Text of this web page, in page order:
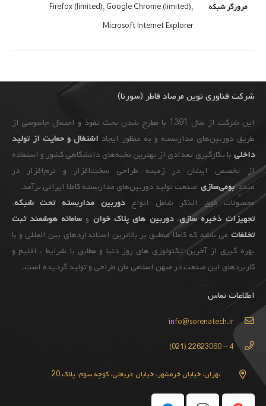
مرورگر شبکه
Firefox (limited), Google Chrome (limited),
Microsoft Internet Explorer
شرکت فناوری نوین مرصاد فاطر (سورنا)
این شرکت از سال 1391 با مطرح شدن بحث نفوذ و احتمال جاسوسی از
طریق دوربین‌های مداربسته و به ‌منظور ایجاد اشتغال و حمایت از تولید
داخلی با بکارگیری تعدادی از بهترین نخبه‌های دانشگاهی کشور و استفاده
از تخصص ایشان در زمینه طراحی سخت‌افزار و نرم‌افزار در
صددبومی‌سازی صنعت تولید دوربین‌های مداربسته کاملا ایرانی برآمد.
محصولات فوق الذکر شامل انواع دوربین مداربسته تحت شبکه،
تجهیزات ذخیره سازی، دوربین های پلاک خوان وسامانه هوشمند ثبت
تخلفات می باشد که کاملا منطبق بر بالاترین استانداردهای بین المللی و با
بهره گیری از آخرین تکنولوژی های روز دنیا و مطابق با شرایط ، اقلیم و
کاربردهای این صنعت در میهن اسلامی مان طراحی و تولید گردیده است.
اطلاعات تماس
info@sorenatech.ir
4 – 22623060 (021)
تهران، خیابان خرمشهر، خیابان عربعلی، کوچه سوم، پلاک 20